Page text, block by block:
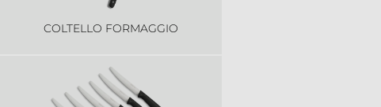
COLTELLO FORMAGGIO